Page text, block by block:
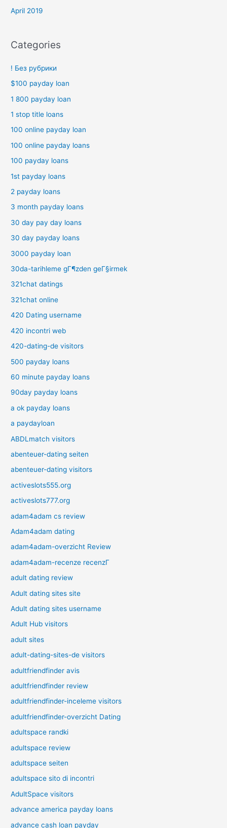
April 2019
Categories
! Без рубрики
$100 payday loan
1 800 payday loan
1 stop title loans
100 online payday loan
100 online payday loans
100 payday loans
1st payday loans
2 payday loans
3 month payday loans
30 day pay day loans
30 day payday loans
3000 payday loan
30da-tarihleme gГ¶zden geГ§irmek
321chat datings
321chat online
420 Dating username
420 incontri web
420-dating-de visitors
500 payday loans
60 minute payday loans
90day payday loans
a ok payday loans
a paydayloan
ABDLmatch visitors
abenteuer-dating seiten
abenteuer-dating visitors
activeslots555.org
activeslots777.org
adam4adam cs review
Adam4adam dating
adam4adam-overzicht Review
adam4adam-recenze recenzГ­
adult dating review
Adult dating sites site
Adult dating sites username
Adult Hub visitors
adult sites
adult-dating-sites-de visitors
adultfriendfinder avis
adultfriendfinder review
adultfriendfinder-inceleme visitors
adultfriendfinder-overzicht Dating
adultspace randki
adultspace review
adultspace seiten
adultspace sito di incontri
AdultSpace visitors
advance america payday loans
advance cash loan payday